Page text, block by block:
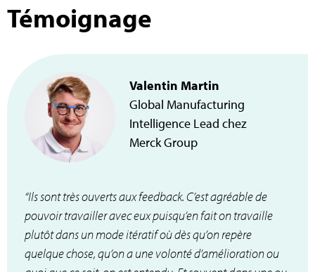
Témoignage
Valentin Martin
Global Manufacturing
Intelligence Lead chez
Merck Group
“Ils sont très ouverts aux feedback. C’est agréable de
pouvoir travailler avec eux puisqu’en fait on travaille
plutôt dans un mode itératif où dès qu’on repère
quelque chose, qu’on a une volonté d’amélioration ou